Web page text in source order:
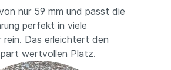
nur 59 mm und passt die
perfekt in viele
rein. Das erleichtert den
wertvollen Platz.